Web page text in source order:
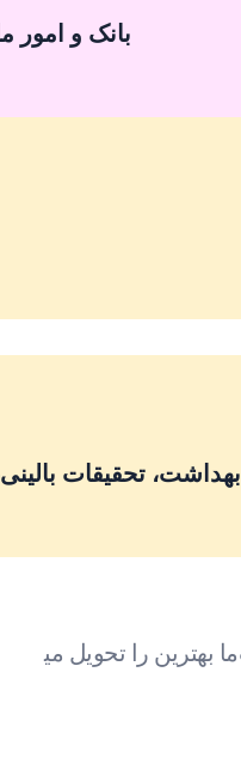
بانک و امور
بهداشت، تحقیقات